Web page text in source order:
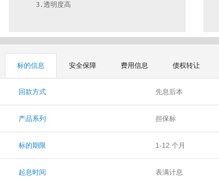
3.透明度高
标的信息 安全保障 费用信息 债权转让
回款方式 先息后本
产品系列 担保标
标的期限 1-12 个月
起息时间 表满计息